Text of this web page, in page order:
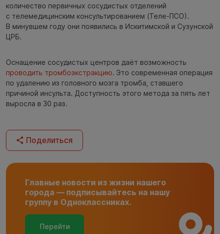
количество первичных сосудистых отделений
с телемедицинским консультированием (Теле-ПСО).
В минувшем году они появились в Искитимской и Сузунской
ЦРБ.
Оснащение сосудистых центров даёт возможность
проводить тромбоэкстракцию. Это современная операция
по удалению из головного мозга тромба, ставшего
причиной инсульта. Доступность этого метода за пять лет
выросла в 30 раз.
Поделиться
Главные новости из жизни нашего
города — подписывайтесь на нашу
группу в Одноклассниках.
Перейти